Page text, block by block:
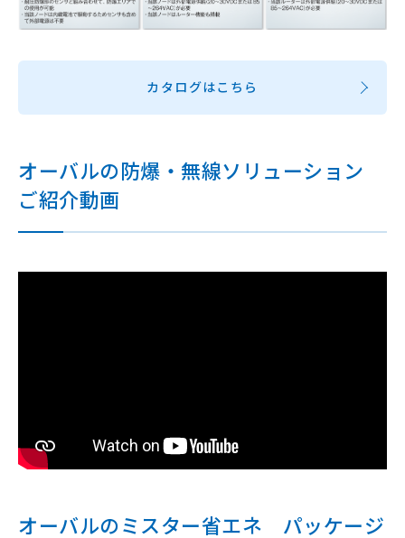
カタログはこちら
オーバルの防爆・無線ソリューション
ご紹介動画
オーバルのミスター省エネ パッケージ